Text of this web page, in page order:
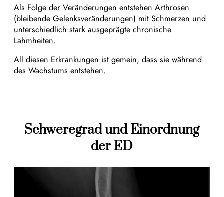
Als Folge der Veränderungen entstehen Arthrosen
(bleibende Gelenksveränderungen) mit Schmerzen und
unterschiedlich stark ausgeprägte chronische
Lahmheiten.
All diesen Erkrankungen ist gemein, dass sie während
des Wachstums entstehen.
Schweregrad und Einordnung
der ED